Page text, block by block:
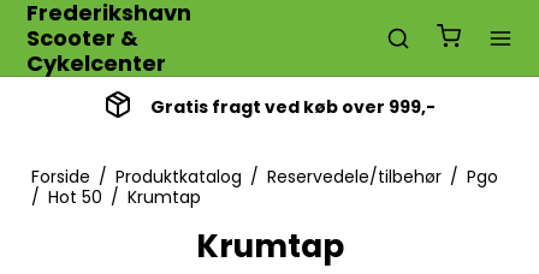
Frederikshavn
Scooter &
Cykelcenter
Gratis fragt ved køb over 999,-
Forside / Produktkatalog / Reservedele/tilbehør / Pgo
/ Hot 50 / Krumtap
Krumtap